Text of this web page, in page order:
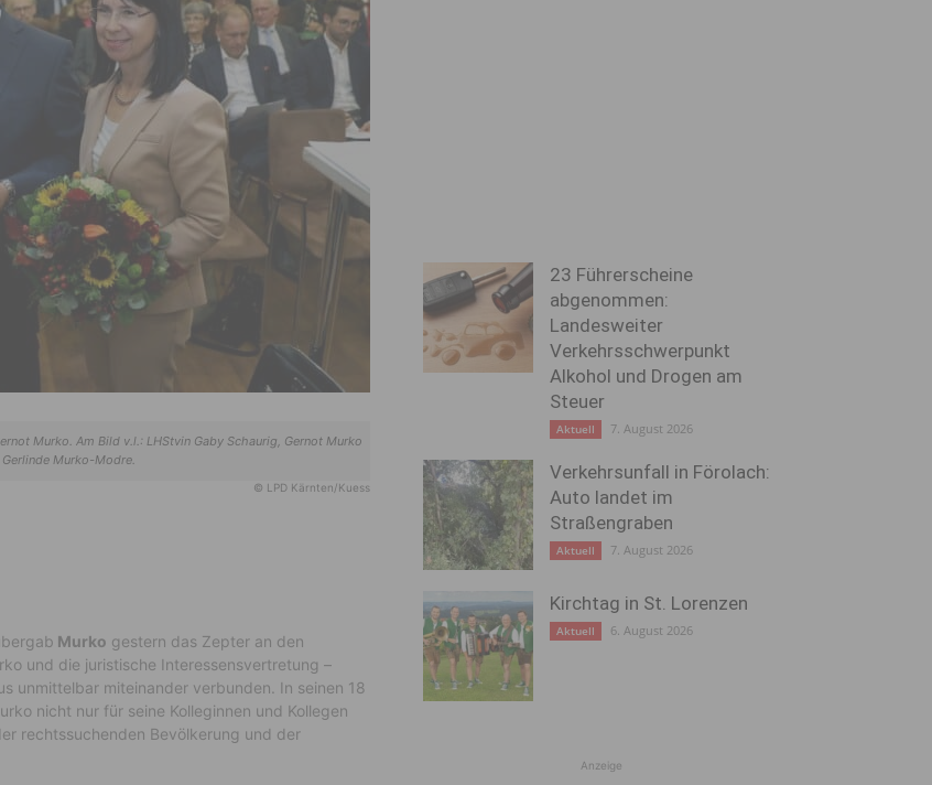
Murko. Am Bild v.l.: LHStvin Gaby Schaurig, Gernot Murko
Murko-Modre.
© LPD Kärnten/Kuess
Murko gestern das Zepter an den
und die juristische Interessensvertretung –
unmittelbar miteinander verbunden. In seinen 18
nicht nur für seine Kolleginnen und Kollegen
rechtssuchenden Bevölkerung und der
23 Führerscheine
abgenommen:
Landesweiter
Verkehrsschwerpunkt
Alkohol und Drogen am
Steuer
Aktuell 7. August 2026
Verkehrsunfall in Förolach:
Auto landet im
Straßengraben
Aktuell 7. August 2026
Kirchtag in St. Lorenzen
Aktuell 6. August 2026
Anzeige